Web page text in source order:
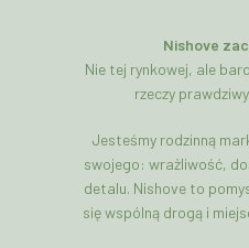
Nishove
Nie tej rynkowej, ale
rzeczy
Jesteśmy rodzinną
swojego: wrażliwość,
detalu. Nishove to
się wspólną drogą i